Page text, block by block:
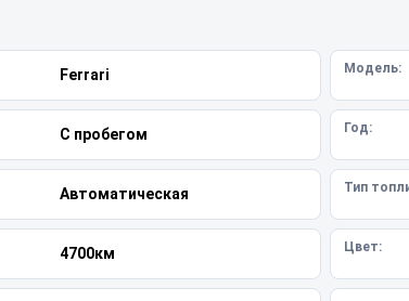
Ferrari Модель:
С пробегом Год:
Автоматическая Тип
4700км Цвет: